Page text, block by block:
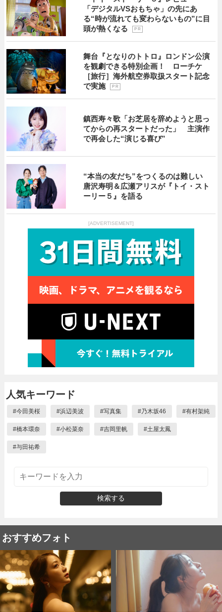
「デジタルVSおもちゃ」の先にあ
る“時が流れても変わらないもの”に目
頭が熱くなる
P R
舞台『となりのトトロ』ロンドン公演
を観劇できる特別企画！ ローチケ
［旅行］海外航空券取扱スタート記念
で実施
P R
鎮西寿々歌「お芝居を辞めようと思っ
てからの再スタートだった」 主演作
で再会した“演じる喜び”
“本当の友だち”をつくるのは難しい
唐沢寿明＆広瀬アリスが『トイ・スト
ーリー５』を語る
[ADVERTISEMENT]
人気キーワード
#今田美桜 #浜辺美波 #写真集 #乃木坂46 #有村架純
#橋本環奈 #小松菜奈 #吉岡里帆 #土屋太鳳
#与田祐希
検索する
おすすめフォト